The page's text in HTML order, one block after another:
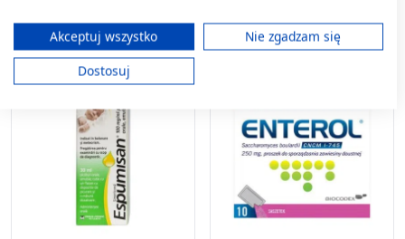
ograniczonych danych do wyboru treści.
Dane mogą być udostępniane poza Unię Europejską i wysyłane do USA.
Twoja zgoda i polityka cookie dotyczą wyłącznie tej witryny/aplikacji.
Wyświetl listę partnerów (11 dostawców IAB)
Cele przetwarzania IAB:
Przechowywanie informacji na urządzeniu
lub dostęp do nich
Wykorzystywanie ograniczonych danych do
wyboru reklam
Akceptuj wszystko
Nie zgadzam się
Dostosuj